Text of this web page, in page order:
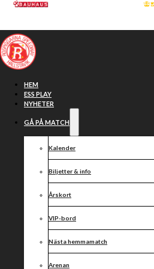
Hoppa till huvudinnehåll
HEM
ESS PLAY
NYHETER
GÅ PÅ MATCH
Kalender
Biljetter & info
Årskort
VIP-bord
Nästa hemmamatch
Arenan
Onsdagens